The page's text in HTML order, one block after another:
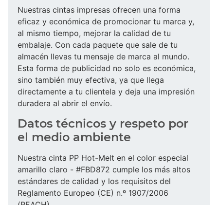
Nuestras cintas impresas ofrecen una forma
eficaz y económica de promocionar tu marca y,
al mismo tiempo, mejorar la calidad de tu
embalaje. Con cada paquete que sale de tu
almacén llevas tu mensaje de marca al mundo.
Esta forma de publicidad no solo es económica,
sino también muy efectiva, ya que llega
directamente a tu clientela y deja una impresión
duradera al abrir el envío.
Datos técnicos y respeto por
el medio ambiente
Nuestra cinta PP Hot-Melt en el color especial
amarillo claro - #FBD872 cumple los más altos
estándares de calidad y los requisitos del
Reglamento Europeo (CE) n.º 1907/2006